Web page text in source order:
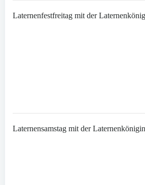
Laternenfestfreitag mit der
Laternensamstag mit der